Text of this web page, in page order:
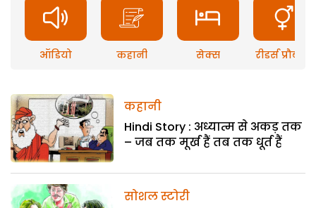
ऑडियो कहानी सेक्स रीडर्स प्रौब्लम
कहानी
Hindi Story : अध्यात्म से अकड़ तक
– जब तक मूर्ख हैं तब तक धूर्त हैं
सोशल स्टोरी